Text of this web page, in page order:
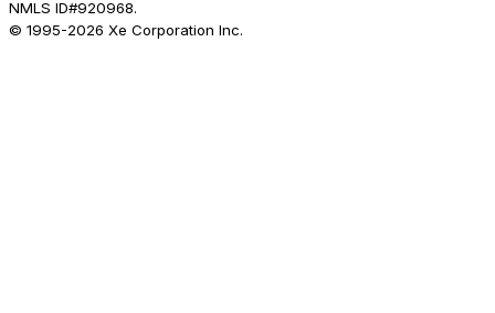
NMLS ID#920968.
© 1995-2026 Xe Corporation Inc.